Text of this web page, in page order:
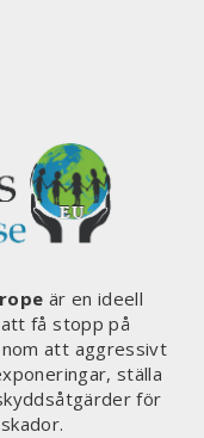
är en ideell
få stopp på
att aggressivt
ställa
för